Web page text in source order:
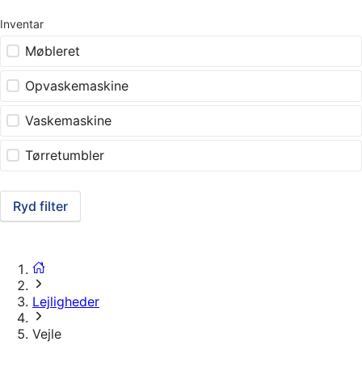
Inventar
Møbleret
Opvaskemaskine
Vaskemaskine
Tørretumbler
Ryd filter
Lejligheder
Vejle